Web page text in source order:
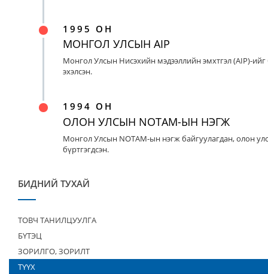
1995 ОН
МОНГОЛ УЛСЫН AIP
Монгол Улсын Нисэхийн мэдээллийн эмхтгэл (AIP)-
эхэлсэн.
1994 ОН
ОЛОН УЛСЫН NOTAM-ЫН НЭГЖ
Монгол Улсын NOTAM-ын нэгж байгуулагдан, олон
бүртгэгдсэн.
БИДНИЙ ТУХАЙ
ТОВЧ ТАНИЛЦУУЛГА
БҮТЭЦ
ЗОРИЛГО, ЗОРИЛТ
ТҮҮХ